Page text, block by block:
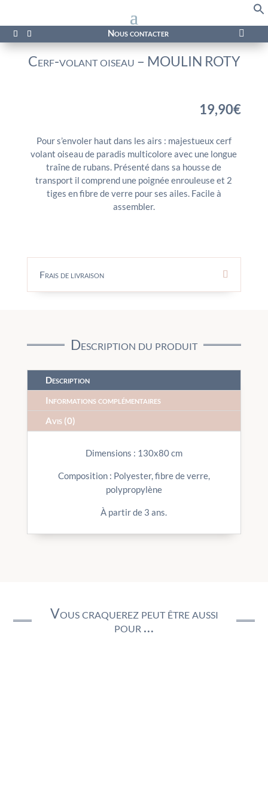
Nous contacter 
Cerf-volant oiseau – MOULIN ROTY
19,90€
Pour s’envoler haut dans les airs : majestueux cerf
volant oiseau de paradis multicolore avec une longue
traîne de rubans. Présenté dans sa housse de
transport il comprend une poignée enrouleuse et 2
tiges en fibre de verre pour ses ailes. Facile à
assembler.
Frais de livraison
Description du produit
Description
Informations complémentaires
Avis (0)
Dimensions : 130x80 cm
Composition : Polyester, fibre de verre,
polypropylène
À partir de 3 ans.
Vous craquerez peut être aussi
pour …